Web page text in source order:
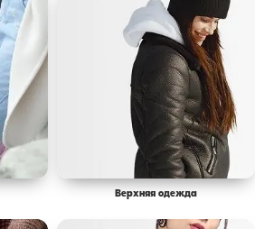
Верхняя одежда